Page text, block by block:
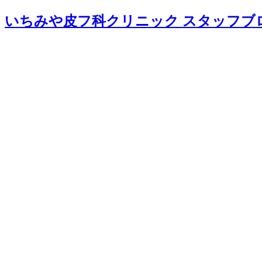
いちみや皮フ科クリニック スタッフブ